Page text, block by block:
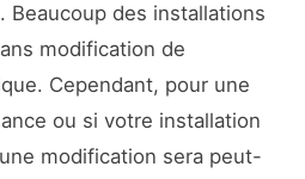
Beaucoup des installations
modification de
Cependant, pour une
ou si votre installation
modification sera peut-